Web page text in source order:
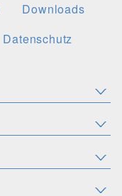
Downloads
Datenschutz